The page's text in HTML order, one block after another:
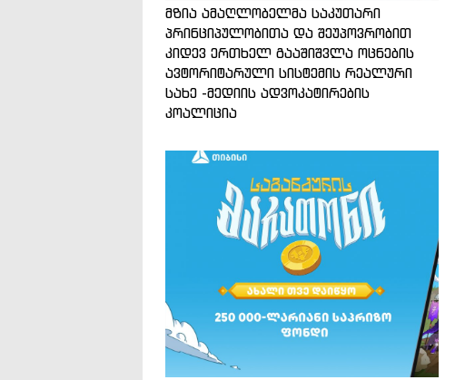
მზია ამაღლობელმა საკუთარი
პრინციპულობითა და შეუპოვრობით
კიდევ ერთხელ გააშიშვლა ოცნების
ავტორიტარული სისტემის რეალური
სახე -მედიის ადვოკატირების
კოალიცია